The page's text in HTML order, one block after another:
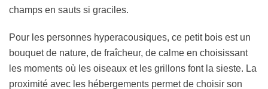
champs en sauts si graciles.
Pour les personnes hyperacousiques, ce petit bois est un
bouquet de nature, de fraîcheur, de calme en choisissant
les moments où les oiseaux et les grillons font la sieste. La
proximité avec les hébergements permet de choisir son